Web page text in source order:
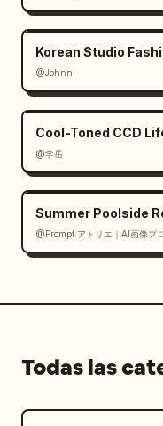
Korean Studio
@Johnn
Cool-Toned CCD
@李岳
Summer Poolside
@Prompt アトリエ｜AI画像プ
Todas las